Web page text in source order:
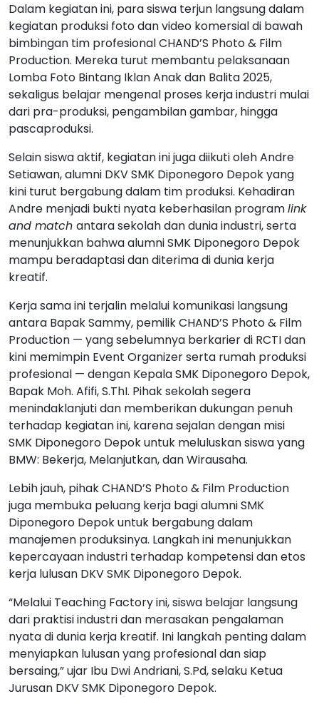
Dalam kegiatan ini, para siswa terjun langsung dalam
kegiatan produksi foto dan video komersial di bawah
bimbingan tim profesional CHAND’S Photo & Film
Production. Mereka turut membantu pelaksanaan
Lomba Foto Bintang Iklan Anak dan Balita 2025,
sekaligus belajar mengenal proses kerja industri mulai
dari pra-produksi, pengambilan gambar, hingga
pascaproduksi.
Selain siswa aktif, kegiatan ini juga diikuti oleh Andre
Setiawan, alumni DKV SMK Diponegoro Depok yang
kini turut bergabung dalam tim produksi. Kehadiran
Andre menjadi bukti nyata keberhasilan programlink
and match antara sekolah dan dunia industri, serta
menunjukkan bahwa alumni SMK Diponegoro Depok
mampu beradaptasi dan diterima di dunia kerja
kreatif.
Kerja sama ini terjalin melalui komunikasi langsung
antara Bapak Sammy, pemilik CHAND’S Photo & Film
Production — yang sebelumnya berkarier di RCTI dan
kini memimpin Event Organizer serta rumah produksi
profesional — dengan Kepala SMK Diponegoro Depok,
Bapak Moh. Afifi, S.ThI. Pihak sekolah segera
menindaklanjuti dan memberikan dukungan penuh
terhadap kegiatan ini, karena sejalan dengan misi
SMK Diponegoro Depok untuk meluluskan siswa yang
BMW: Bekerja, Melanjutkan, dan Wirausaha.
Lebih jauh, pihak CHAND’S Photo & Film Production
juga membuka peluang kerja bagi alumni SMK
Diponegoro Depok untuk bergabung dalam
manajemen produksinya. Langkah ini menunjukkan
kepercayaan industri terhadap kompetensi dan etos
kerja lulusan DKV SMK Diponegoro Depok.
“Melalui Teaching Factory ini, siswa belajar langsung
dari praktisi industri dan merasakan pengalaman
nyata di dunia kerja kreatif. Ini langkah penting dalam
menyiapkan lulusan yang profesional dan siap
bersaing,” ujar Ibu Dwi Andriani, S.Pd, selaku Ketua
Jurusan DKV SMK Diponegoro Depok.